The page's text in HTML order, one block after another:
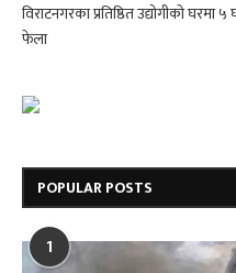
विराटनगरका प्रतिष्ठित उद्योगीको घरमा
फेला
POPULAR POSTS
1